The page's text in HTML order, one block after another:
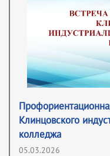
Клинцовского
колледжа
05.03.2026